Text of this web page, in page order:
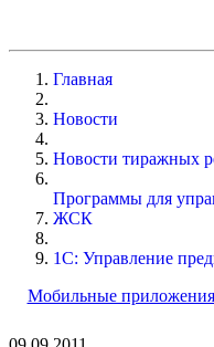
Главная
Новости
Новости тиражных
Программы для
ЖСК
1С: Управление
Мобильные